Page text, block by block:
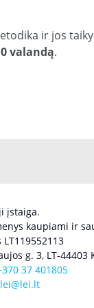
ir jos
valandą.
įstaiga.
kaupiami ir
LT119552113
g. 3, LT-44403
37 401805
lei@lei.lt